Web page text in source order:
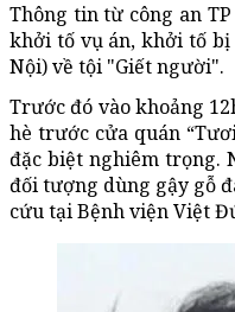
Thông tin từ công an
khởi tố vụ án, khởi tố bị
Nội) về tội "Giết người".
Trước đó vào khoảng
hè trước cửa quán
đặc biệt nghiêm trọng.
đối tượng dùng gậy gỗ
cứu tại Bệnh viện Việt